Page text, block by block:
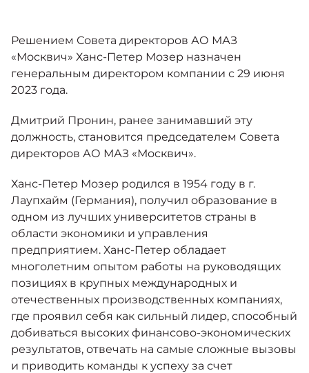
от 2 237 000 ₽*
Кроссовер, создающий равные
возможности
от 2 069 000 ₽*
Москвич 8
Практичный семиместный
кроссовер
от 3 125 000 ₽*
Кредитные программы
Спецпредложения
Калькулятор трейд-ин
Страховые программы
Моторное масло
СЕРВИСНЫЕ АКЦИИ
АКСЕССУАРЫ
КОНТАКТЫ
Решением Совета директоров АО МАЗ
«Москвич» Ханс-Петер Мозер назначен
генеральным директором компании с 29 июня
2023 года.
Дмитрий Пронин, ранее занимавший эту
должность, становится председателем Совета
директоров АО МАЗ «Москвич».
Ханс-Петер Мозер родился в 1954 году в г.
Лаупхайм (Германия), получил образование в
одном из лучших университетов страны в
области экономики и управления
предприятием. Ханс-Петер обладает
многолетним опытом работы на руководящих
позициях в крупных международных и
отечественных производственных компаниях,
где проявил себя как сильный лидер, способный
добиваться высоких финансово-экономических
результатов, отвечать на самые сложные вызовы
и приводить команды к успеху за счет